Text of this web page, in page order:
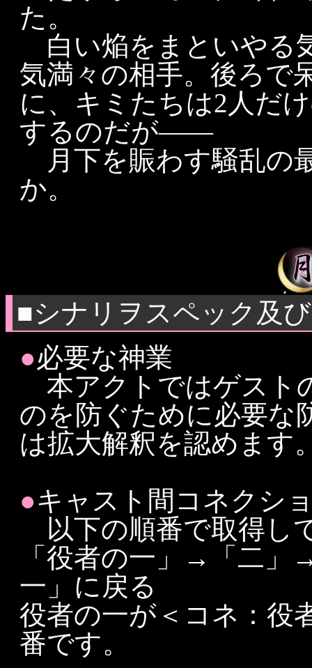
た。
白い焔をまといやる
気満々の相手。後ろで
に、キミたちは2人だ
するのだが――
月下を賑わす騒乱の
か。
■シナリヲスペック及
●必要な神業
本アクトではゲスト
のを防ぐために必要な
は拡大解釈を認めます
●キャスト間コネクシ
以下の順番で取得し
「役者の一」→「二
一」に戻る
役者の一が＜コネ：役
番です。